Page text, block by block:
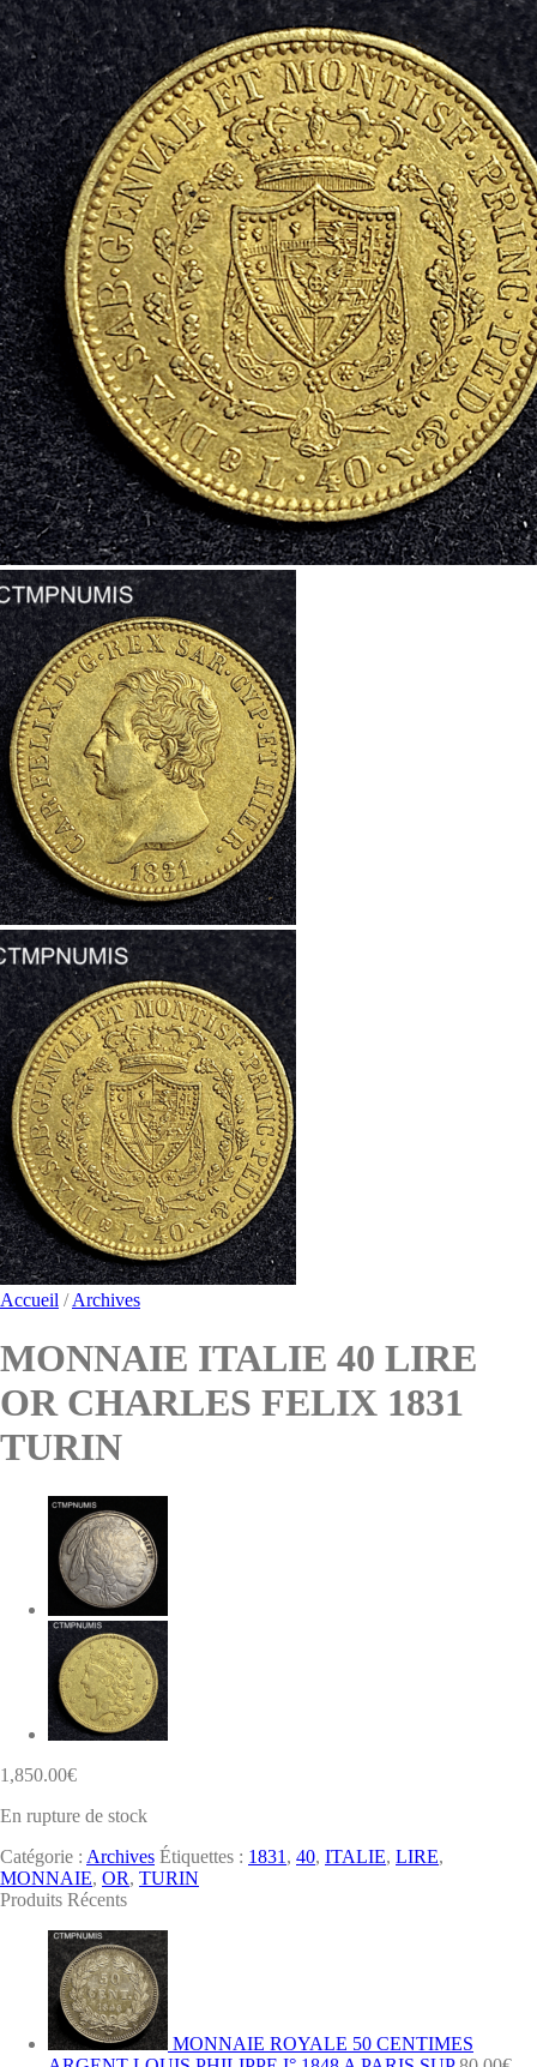
Accueil / Archives
MONNAIE ITALIE 40 LIRE
OR CHARLES FELIX 1831
TURIN
1,850.00€
En rupture de stock
Catégorie : Archives Étiquettes : 1831 , 40, ITALIE, LIRE,
MONNAIE, OR, TURIN
Produits Récents
MONNAIE ROYALE 50 CENTIMES